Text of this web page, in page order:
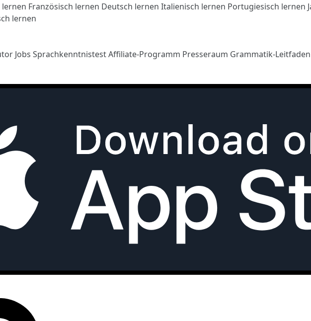
lernen Französisch lernen Deutsch lernen Italienisch lernen Portugiesisch lernen
lernen
Jobs SprachkenntnistestAffiliate-Programm Presseraum Grammatik-Leitfaden